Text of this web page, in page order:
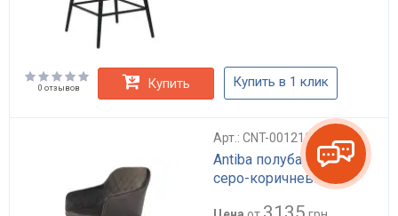
0 отзывов Купить Купить в 1 клик
Арт.: CNT-001210
Antiba полубарный стул
серо-коричневый